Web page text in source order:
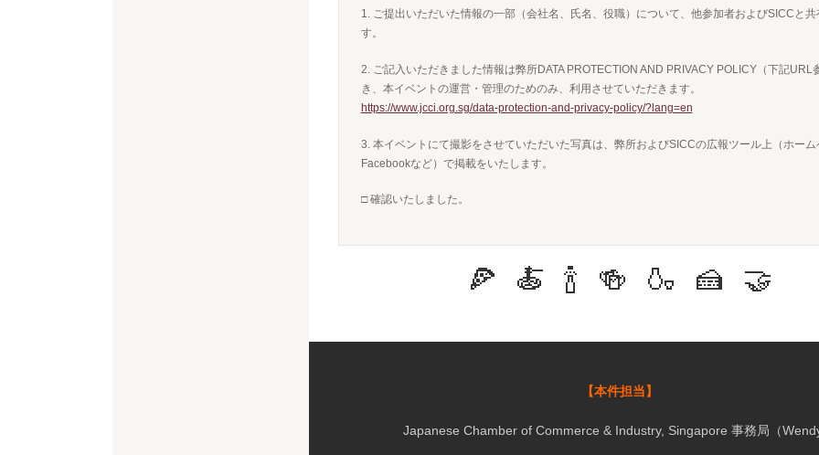
1. ご提出いただいた情報の一部（会社名、氏名、役職）について、他参加者およびSICCと共
す。
2. ご記入いただきました情報は弊所DATA PROTECTION AND PRIVACY POLICY（下記URL
き、本イベントの運営・管理のためのみ、利用させていただきます。
https://www.jcci.org.sg/data-protection-and-privacy-policy/?lang=en
3. 本イベントにて撮影をさせていただいた写真は、弊所およびSICCの広報ツール上（ホーム
Facebookなど）で掲載をいたします。
□ 確認いたしました。
🍕 🍝 🍾 🍻 🍶 🍰 🤝
【本件担当】
Japanese Chamber of Commerce & Industry, Singapore 事務局（